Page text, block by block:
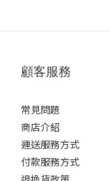
顧客服務
常見問題
商店介紹
運送服務方式
付款服務方式